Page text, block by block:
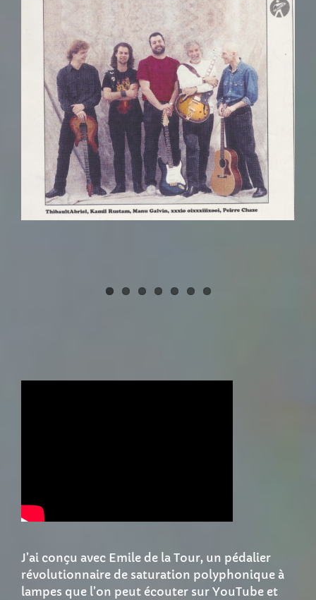
J’ai conçu avec Emile de la Tour, un pédalier
révolutionnaire de saturation polyphonique à
lampes que l’on peut écouter sur YouTube et